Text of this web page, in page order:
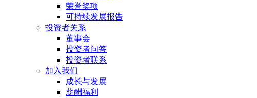
荣誉奖项
可持续发展报告
投资者关系
董事会
投资者问答
投资者联系
加入我们
成长与发展
薪酬福利